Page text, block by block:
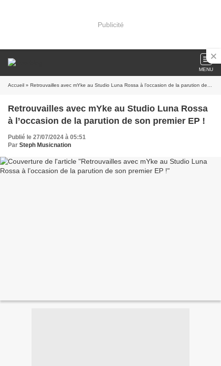
Publicité
MENU
Accueil » Retrouvailles avec mYke au Studio Luna Rossa à l’occasion de la parution de son premier EP !
Retrouvailles avec mYke au Studio Luna Rossa
à l’occasion de la parution de son premier EP !
Publié le 27/07/2024 à 05:51
Par Steph Musicnation